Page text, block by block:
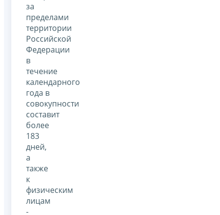
за
пределами
территории
Российской
Федерации
в
течение
календарного
года в
совокупности
составит
более
183
дней,
а
также
к
физическим
лицам
-